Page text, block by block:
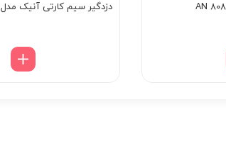
دزدگیر سیم کارتی آنیک مدل ECO 4000